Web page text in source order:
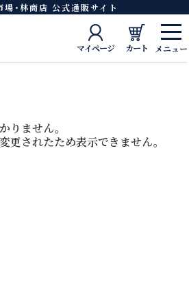
場･林商店 公式通販サイト
マイページ カート
りません。
更されたため表示できません。